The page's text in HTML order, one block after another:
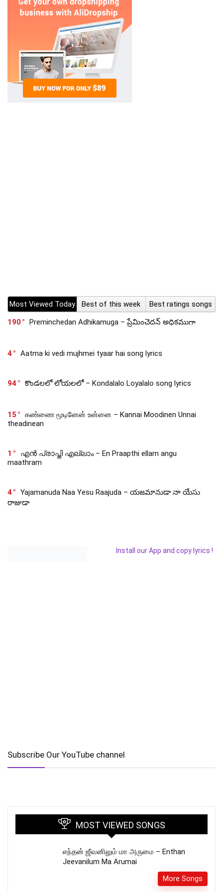
Most Viewed Today Best of this week
Best ratings songs
190
Preminchedan Adhikamuga – ప్రేమించెదన్ అధికముగా
4 Aatma ki vedi mujhmei tyaar hai song lyrics
94 కొండలలో లోయలలో – Kondalalo Loyalalo song lyrics
15
கண்ணை மூடினேன் உன்னை – Kannai Moodinen Unnai
theadinean
1
എൻ പ്രാപ്തി എല്ലാം – En Praapthi ellam angu
maathram
4
Yajamanuda Naa Yesu Raajuda – యజమానుడా నా యేసు
రాజుడా
Install our App and copy lyrics !
Subscribe Our YouTube channel
MOST VIEWED SONGS
எந்தன் ஜீவனிலும் மா அருமை – Enthan
Jeevanilum Ma Arumai
More Songs